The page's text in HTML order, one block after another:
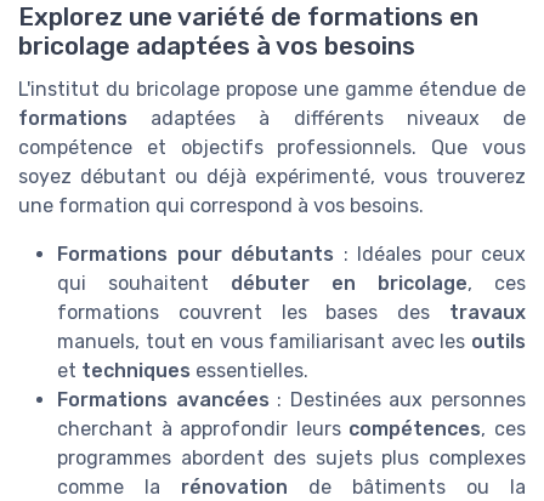
Explorez une variété de formations en
bricolage adaptées à vos besoins
L'institut du bricolage propose une gamme étendue de
formations adaptées à différents niveaux de
compétence et objectifs professionnels. Que vous
soyez débutant ou déjà expérimenté, vous trouverez
une formation qui correspond à vos besoins.
Formations pour débutants : Idéales pour ceux
qui souhaitent débuter en bricolage, ces
formations couvrent les bases des travaux
manuels, tout en vous familiarisant avec les outils
et techniques essentielles.
Formations avancées : Destinées aux personnes
cherchant à approfondir leurs compétences, ces
programmes abordent des sujets plus complexes
comme la rénovation de bâtiments ou la